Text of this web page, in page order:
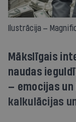
Ilustrācija —
Mākslīgais
naudas
— emocijas
kalkulācijas